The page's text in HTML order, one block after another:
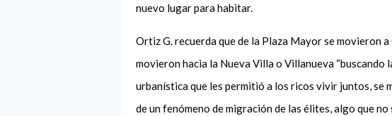
nuevo lugar para habitar.
Ortiz G. recuerda que de la Plaza Mayor se movieron
movieron hacia la Nueva Villa o Villanueva
urbanística que les permitió a los ricos vivir juntos, se
de un fenómeno de migración de las élites, algo que no